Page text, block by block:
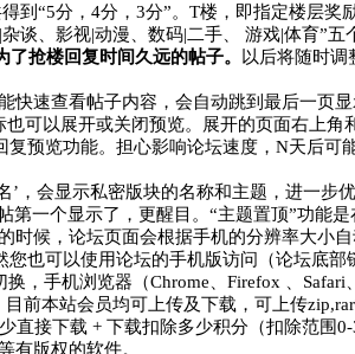
到“5分，4分，3分”。T楼，即指定楼层
谈、影视|动漫、数码|二手、 游戏|体育”五
抢楼回复时间久远的帖子。
以后将随时
快速查看帖子内容，会自动跳到最后一页
可以展开或关闭预览。展开的页面右上角
预览功能。担心影响论坛速度，N天后
’，会显示私密版块的名称和主题，进一步
一个显示了，更醒目。“主题置顶”功能
时候，论坛页面会根据手机的分辨率大小
也可以使用论坛的手机版访问（论坛底
，手机浏览器（Chrome、Firefox 、Safari
前本站会员均可上传及下载，可上传
直接下载 + 下载扣除多少积分（扣除范围
有版权的软件。